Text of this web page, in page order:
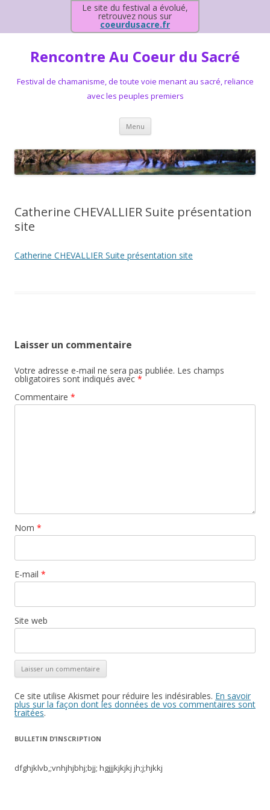
Le site du festival a évolué,
retrouvez nous sur
coeurdusacre.fr
Rencontre Au Coeur du Sacré
Festival de chamanisme, de toute voie menant au sacré, reliance
avec les peuples premiers
Menu Aller au contenu principal
Catherine CHEVALLIER Suite présentation
site
Catherine CHEVALLIER Suite présentation site
Laisser un commentaire
Votre adresse e-mail ne sera pas publiée. Les champs
obligatoires sont indiqués avec *
Commentaire *
Nom *
E-mail *
Site web
Ce site utilise Akismet pour réduire les indésirables. En savoir
plus sur la façon dont les données de vos commentaires sont
traitées.
BULLETIN D’INSCRIPTION
dfghjklvb,;vnhjhjbhj;bjj; hgjjjkjkjkj jh;j;hjkkj